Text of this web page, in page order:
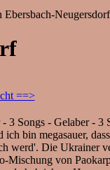
==>
- Gelaber - 3
bin megasauer,
Die Ukrainer
von